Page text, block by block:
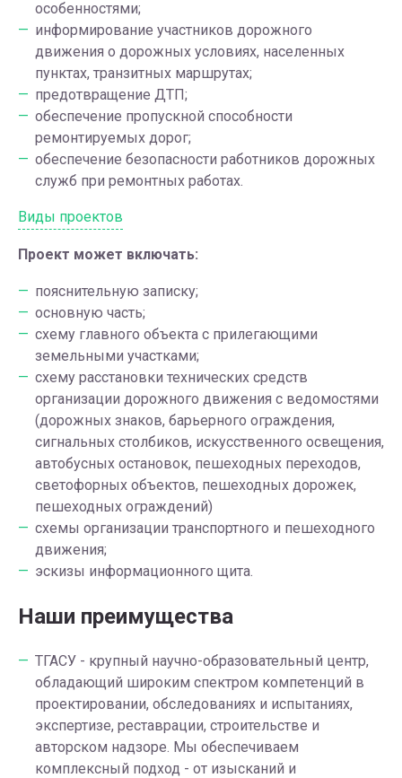
особенностями;
информирование участников дорожного
движения о дорожных условиях, населенных
пунктах, транзитных маршрутах;
предотвращение ДТП;
обеспечение пропускной способности
ремонтируемых дорог;
обеспечение безопасности работников дорожных
служб при ремонтных работах.
Виды проектов
Проект может включать:
пояснительную записку;
основную часть;
схему главного объекта с прилегающими
земельными участками;
схему расстановки технических средств
организации дорожного движения с ведомостями
(дорожных знаков, барьерного ограждения,
сигнальных столбиков, искусственного освещения,
автобусных остановок, пешеходных переходов,
светофорных объектов, пешеходных дорожек,
пешеходных ограждений)
схемы организации транспортного и пешеходного
движения;
эскизы информационного щита.
Наши преимущества
ТГАСУ - крупный научно-образовательный центр,
обладающий широким спектром компетенций в
проектировании, обследованиях и испытаниях,
экспертизе, реставрации, строительстве и
авторском надзоре. Мы обеспечиваем
комплексный подход - от изысканий и